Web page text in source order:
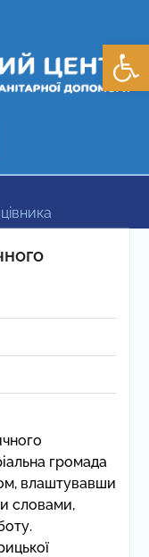
громада
влаштувавши
словами,